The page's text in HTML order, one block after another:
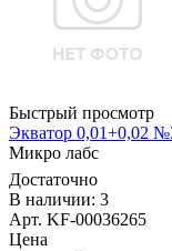
Быстрый просмотр
Экватор 0,01+0,02
Микро лабс
Достаточно
В наличии: 3
Арт. KF-00036265
Цена